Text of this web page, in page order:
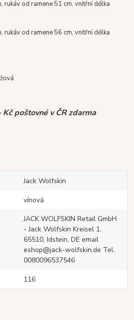
rukáv od ramene 51 cm, vnitřní délka
rukáv od ramene 56 cm, vnitřní délka
poštovné v ČR zdarma
Jack Wolfskin
vínová
JACK WOLFSKIN Retail GmbH
- Jack Wolfskin Kreisel 1,
65510, Idstein, DE email
eshop@jack-wolfskin.de Tel.
0080096537546
116